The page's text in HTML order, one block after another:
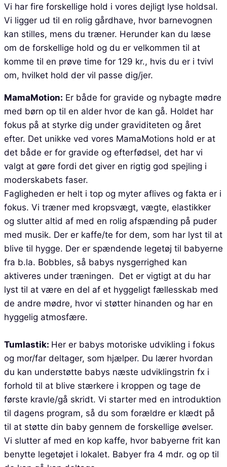
Vi har fire forskellige hold i vores dejligt lyse holdsal.
Vi ligger ud til en rolig gårdhave, hvor barnevognen
kan stilles, mens du træner. Herunder kan du læse
om de forskellige hold og du er velkommen til at
komme til en prøve time for 129 kr., hvis du er i tvivl
om, hvilket hold der vil passe dig/jer.
MamaMotion: Er både for gravide og nybagte mødre
med børn op til en alder hvor de kan gå. Holdet har
fokus på at styrke dig under graviditeten og året
efter. Det unikke ved vores MamaMotions hold er at
det både er for gravide og efterfødsel, det har vi
valgt at gøre fordi det giver en rigtig god spejling i
moderskabets faser.
Fagligheden er helt i top og myter aflives og fakta er i
fokus. Vi træner med kropsvægt, vægte, elastikker
og slutter altid af med en rolig afspænding på puder
med musik. Der er kaffe/te for dem, som har lyst til at
blive til hygge. Der er spændende legetøj til babyerne
fra b.la. Bobbles, så babys nysgerrighed kan
aktiveres under træningen. Det er vigtigt at du har
lyst til at være en del af et hyggeligt fællesskab med
de andre mødre, hvor vi støtter hinanden og har en
hyggelig atmosfære.
Tumlastik: Her er babys motoriske udvikling i fokus
og mor/far deltager, som hjælper. Du lærer hvordan
du kan understøtte babys næste udviklingstrin fx i
forhold til at blive stærkere i kroppen og tage de
første kravle/gå skridt. Vi starter med en introduktion
til dagens program, så du som forældre er klædt på
til at støtte din baby gennem de forskellige øvelser.
Vi slutter af med en kop kaffe, hvor babyerne frit kan
benytte legetøjet i lokalet. Babyer fra 4 mdr. og op til